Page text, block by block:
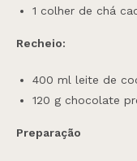
1 colher de chá
Recheio:
400 ml leite de
120 g chocolate
Preparação